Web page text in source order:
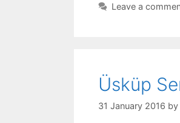
Leave a
Üsküp
31 January 2016 by